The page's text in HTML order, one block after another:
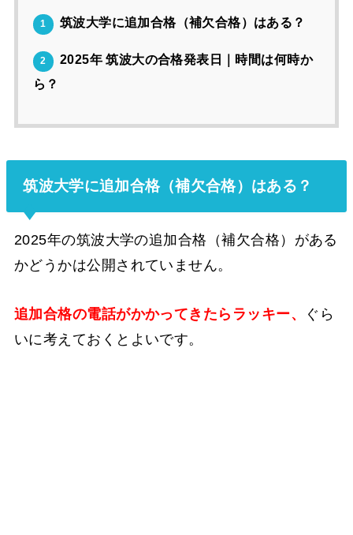
1 筑波大学に追加合格（補欠合格）はある？
2
2025年 筑波大の合格発表日｜時間は何時か
ら？
筑波大学に追加合格（補欠合格）はある？
2025年の筑波大学の追加合格（補欠合格）がある
かどうかは公開されていません。
追加合格の電話がかかってきたらラッキー、
ぐら
いに考えておくとよいです。